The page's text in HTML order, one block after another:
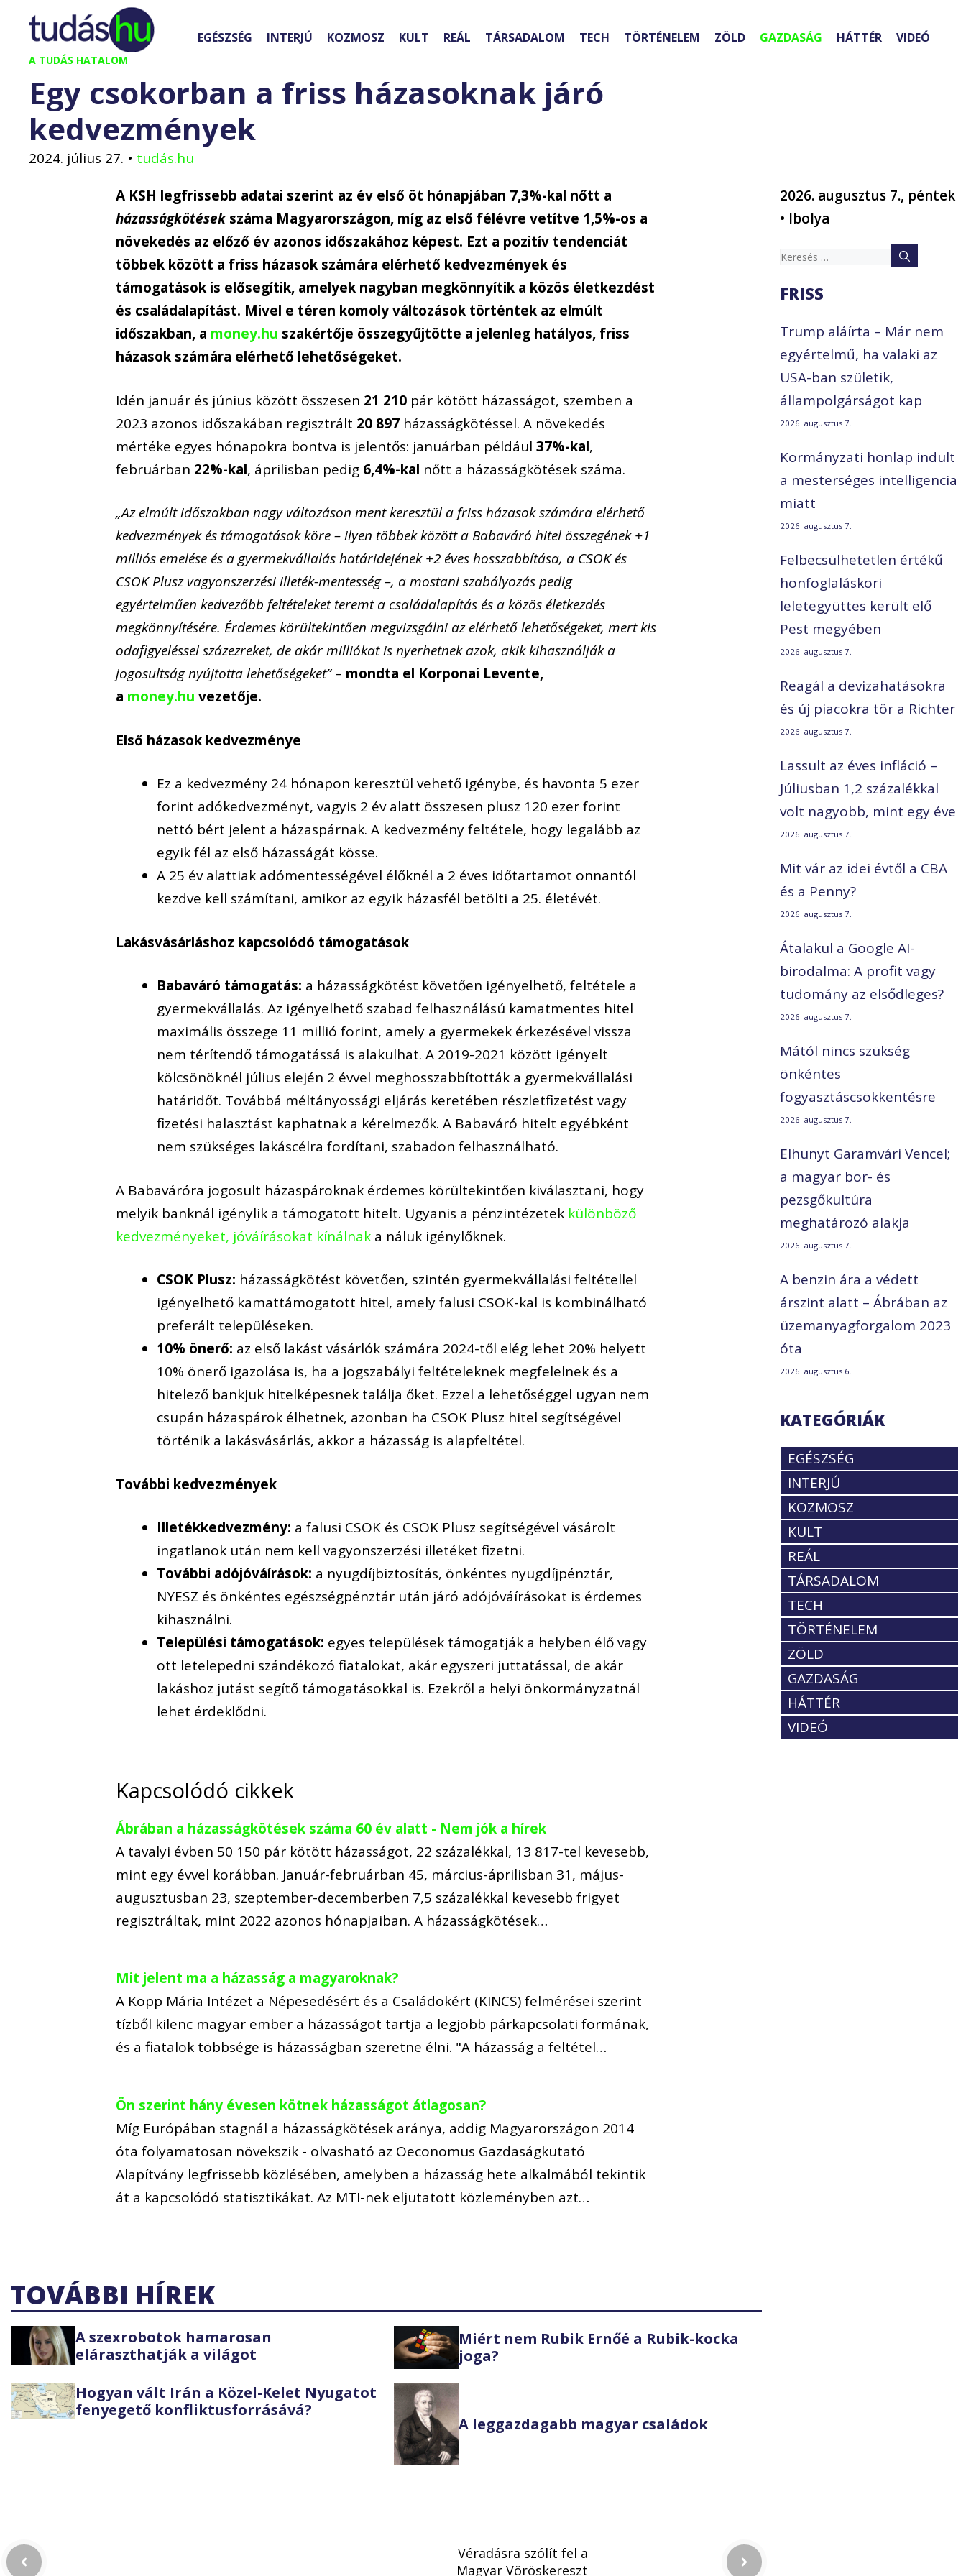
Kilépés
tartalomba
A TUDÁS HATALOM
EGÉSZSÉG INTERJÚ KOZMOSZ KULT REÁL TÁRSADALOM TECH TÖRTÉNELEM ZÖLD GAZDASÁG HÁTTÉR VIDEÓ
Egy csokorban a friss házasoknak járó
kedvezmények
2024. július 27. • tudás.hu
A KSH legfrissebb adatai szerint az év első öt hónapjában 7,3%-kal nőtt a
házasságkötésekszáma Magyarországon, míg az első félévre vetítve 1,5%-os a
növekedés az előző év azonos időszakához képest. Ezt a pozitív tendenciát
többek között a friss házasok számára elérhető kedvezmények és
támogatások is elősegítik, amelyek nagyban megkönnyítik a közös életkezdést
és családalapítást. Mivel e téren komoly változások történtek az elmúlt
időszakban, a money.hu szakértője összegyűjtötte a jelenleg hatályos, friss
házasok számára elérhető lehetőségeket.
Idén január és június között összesen 21 210 pár kötött házasságot, szemben a
2023 azonos időszakában regisztrált 20 897 házasságkötéssel. A növekedés
mértéke egyes hónapokra bontva is jelentős: januárban például37%-kal,
februárban 22%-kal, áprilisban pedig 6,4%-kal nőtt a házasságkötések száma.
„Az elmúlt időszakban nagy változáson ment keresztül a friss házasok számára elérhető
kedvezmények és támogatások köre – ilyen többek között a Babaváró hitel összegének +1
milliós emelése és a gyermekvállalás határidejének +2 éves hosszabbítása, a CSOK és
CSOK Plusz vagyonszerzési illeték-mentesség –, a mostani szabályozás pedig
egyértelműen kedvezőbb feltételeket teremt a családalapítás és a közös életkezdés
megkönnyítésére. Érdemes körültekintően megvizsgálni az elérhető lehetőségeket, mert kis
odafigyeléssel százezreket, de akár milliókat is nyerhetnek azok, akik kihasználják a
jogosultság nyújtotta lehetőségeket”– mondta el Korponai Levente,
a money.hu vezetője.
Első házasok kedvezménye
Ez a kedvezmény 24 hónapon keresztül vehető igénybe, és havonta 5 ezer
forint adókedvezményt, vagyis 2 év alatt összesen plusz 120 ezer forint
nettó bért jelent a házaspárnak. A kedvezmény feltétele, hogy legalább az
egyik fél az első házasságát kösse.
A 25 év alattiak adómentességével élőknél a 2 éves időtartamot onnantól
kezdve kell számítani, amikor az egyik házasfél betölti a 25. életévét.
Lakásvásárláshoz kapcsolódó támogatások
Babaváró támogatás: a házasságkötést követően igényelhető, feltétele a
gyermekvállalás. Az igényelhető szabad felhasználású kamatmentes hitel
maximális összege 11 millió forint, amely a gyermekek érkezésével vissza
nem térítendő támogatássá is alakulhat. A 2019-2021 között igényelt
kölcsönöknél július elején 2 évvel meghosszabbították a gyermekvállalási
határidőt. Továbbá méltányossági eljárás keretében részletfizetést vagy
fizetési halasztást kaphatnak a kérelmezők. A Babaváró hitelt egyébként
nem szükséges lakáscélra fordítani, szabadon felhasználható.
A Babaváróra jogosult házaspároknak érdemes körültekintően kiválasztani, hogy
melyik banknál igénylik a támogatott hitelt. Ugyanis a pénzintézetek különböző
kedvezményeket, jóváírásokat kínálnak a náluk igénylőknek.
CSOK Plusz: házasságkötést követően, szintén gyermekvállalási feltétellel
igényelhető kamattámogatott hitel, amely falusi CSOK-kal is kombinálható
preferált településeken.
10% önerő: az első lakást vásárlók számára 2024-től elég lehet 20% helyett
10% önerő igazolása is, ha a jogszabályi feltételeknek megfelelnek és a
hitelező bankjuk hitelképesnek találja őket. Ezzel a lehetőséggel ugyan nem
csupán házaspárok élhetnek, azonban ha CSOK Plusz hitel segítségével
történik a lakásvásárlás, akkor a házasság is alapfeltétel.
További kedvezmények
Illetékkedvezmény: a falusi CSOK és CSOK Plusz segítségével vásárolt
ingatlanok után nem kell vagyonszerzési illetéket fizetni.
További adójóváírások: a nyugdíjbiztosítás, önkéntes nyugdíjpénztár,
NYESZ és önkéntes egészségpénztár után járó adójóváírásokat is érdemes
kihasználni.
Települési támogatások: egyes települések támogatják a helyben élő vagy
ott letelepedni szándékozó fiatalokat, akár egyszeri juttatással, de akár
lakáshoz jutást segítő támogatásokkal is. Ezekről a helyi önkormányzatnál
lehet érdeklődni.
Kapcsolódó cikkek
Ábrában a házasságkötések száma 60 év alatt - Nem jók a hírek
A tavalyi évben 50 150 pár kötött házasságot, 22 százalékkal, 13 817-tel kevesebb,
mint egy évvel korábban. Január-februárban 45, március-áprilisban 31, május-
augusztusban 23, szeptember-decemberben 7,5 százalékkal kevesebb frigyet
regisztráltak, mint 2022 azonos hónapjaiban. A házasságkötések…
Mit jelent ma a házasság a magyaroknak?
A Kopp Mária Intézet a Népesedésért és a Családokért (KINCS) felmérései szerint
tízből kilenc magyar ember a házasságot tartja a legjobb párkapcsolati formának,
és a fiatalok többsége is házasságban szeretne élni. "A házasság a feltétel…
Ön szerint hány évesen kötnek házasságot átlagosan?
Míg Európában stagnál a házasságkötések aránya, addig Magyarországon 2014
óta folyamatosan növekszik - olvasható az Oeconomus Gazdaságkutató
Alapítvány legfrissebb közlésében, amelyben a házasság hete alkalmából tekintik
át a kapcsolódó statisztikákat. Az MTI-nek eljutatott közleményben azt…
TOVÁBBI HÍREK
A szexrobotok hamarosan
eláraszthatják a világot
Miért nem Rubik Ernőé a Rubik-kocka
joga?
Hogyan vált Irán a Közel-Kelet Nyugatot
fenyegető konfliktusforrásává?
A leggazdagabb magyar családok
2026. augusztus 7., péntek
• Ibolya
Keresés:
FRISS
Trump aláírta – Már nem
egyértelmű, ha valaki az
USA-ban születik,
állampolgárságot kap
2026. augusztus 7.
Kormányzati honlap indult
a mesterséges intelligencia
miatt
2026. augusztus 7.
Felbecsülhetetlen értékű
honfoglaláskori
leletegyüttes került elő
Pest megyében
2026. augusztus 7.
Reagál a devizahatásokra
és új piacokra tör a Richter
2026. augusztus 7.
Lassult az éves infláció –
Júliusban 1,2 százalékkal
volt nagyobb, mint egy éve
2026. augusztus 7.
Mit vár az idei évtől a CBA
és a Penny?
2026. augusztus 7.
Átalakul a Google AI-
birodalma: A profit vagy
tudomány az elsődleges?
2026. augusztus 7.
Mától nincs szükség
önkéntes
fogyasztáscsökkentésre
2026. augusztus 7.
Elhunyt Garamvári Vencel;
a magyar bor- és
pezsgőkultúra
meghatározó alakja
2026. augusztus 7.
A benzin ára a védett
árszint alatt – Ábrában az
üzemanyagforgalom 2023
óta
2026. augusztus 6.
KATEGÓRIÁK
EGÉSZSÉG
INTERJÚ
KOZMOSZ
KULT
REÁL
TÁRSADALOM
TECH
TÖRTÉNELEM
ZÖLD
GAZDASÁG
HÁTTÉR
VIDEÓ
Véradásra szólít fel a
Magyar Vöröskereszt